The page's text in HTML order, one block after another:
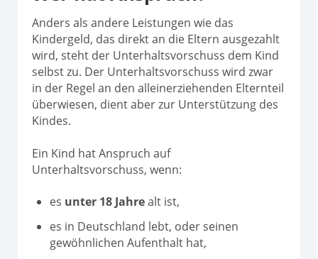
Anders als andere Leistungen wie das
Kindergeld, das direkt an die Eltern ausgezahlt
wird, steht der Unterhaltsvorschuss dem Kind
selbst zu. Der Unterhaltsvorschuss wird zwar
in der Regel an den alleinerziehenden Elternteil
überwiesen, dient aber zur Unterstützung des
Kindes.
Ein Kind hat Anspruch auf
Unterhaltsvorschuss, wenn:
es unter 18 Jahrealt ist,
es in Deutschland lebt, oder seinen
gewöhnlichen Aufenthalt hat,